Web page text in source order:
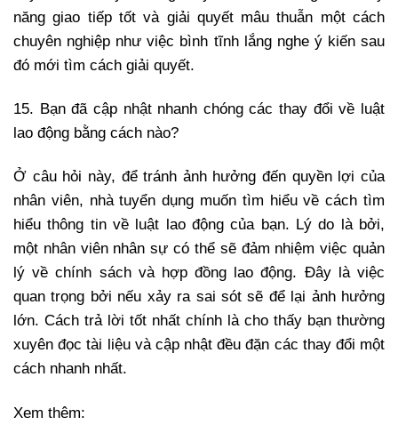
năng giao tiếp tốt và giải quyết mâu thuẫn một cách
chuyên nghiệp như việc bình tĩnh lắng nghe ý kiến sau
đó mới tìm cách giải quyết.
15. Bạn đã cập nhật nhanh chóng các thay đổi về luật
lao động bằng cách nào?
Ở câu hỏi này, để tránh ảnh hưởng đến quyền lợi của
nhân viên, nhà tuyển dụng muốn tìm hiểu về cách tìm
hiểu thông tin về luật lao động của bạn. Lý do là bởi,
một nhân viên nhân sự có thể sẽ đảm nhiệm việc quản
lý về chính sách và hợp đồng lao động. Đây là việc
quan trọng bởi nếu xảy ra sai sót sẽ để lại ảnh hưởng
lớn. Cách trả lời tốt nhất chính là cho thấy bạn thường
xuyên đọc tài liệu và cập nhật đều đặn các thay đổi một
cách nhanh nhất.
Xem thêm: